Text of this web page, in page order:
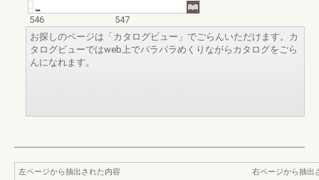
546
547
お探しのページは「カタログビュー」でごらんいただけます。カ
タログビューではweb上でパラパラめくりながらカタログをごら
んになれます。
左ページから抽出された内容
右ページから抽出